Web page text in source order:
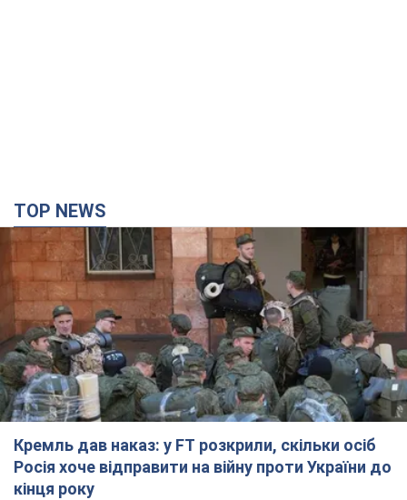
TOP NEWS
Кремль дав наказ: у FT розкрили, скільки осіб
Росія хоче відправити на війну проти України до
кінця року